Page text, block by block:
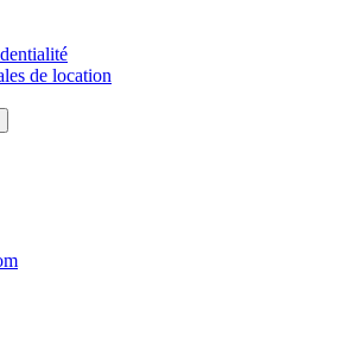
de location